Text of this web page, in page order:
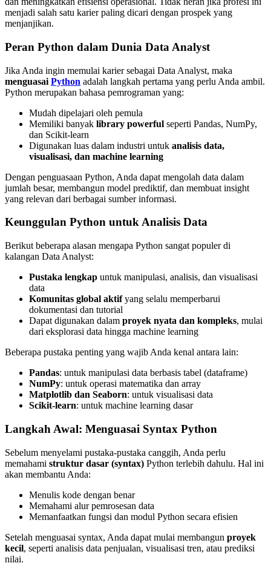
menjadi salah satu karier paling dicari dengan prospek yang
menjanjikan.
Peran Python dalam Dunia Data Analyst
Jika Anda ingin memulai karier sebagai Data Analyst, maka
menguasai Python adalah langkah pertama yang perlu Anda ambil.
Python merupakan bahasa pemrograman yang:
Mudah dipelajari oleh pemula
Memiliki banyak library powerful seperti Pandas, NumPy,
dan Scikit-learn
Digunakan luas dalam industri untuk analisis data,
visualisasi, dan machine learning
Dengan penguasaan Python, Anda dapat mengolah data dalam
jumlah besar, membangun model prediktif, dan membuat insight
yang relevan dari berbagai sumber informasi.
Keunggulan Python untuk Analisis Data
Berikut beberapa alasan mengapa Python sangat populer di
kalangan Data Analyst:
Pustaka lengkap untuk manipulasi, analisis, dan visualisasi
data
Komunitas global aktifyang selalu memperbarui
dokumentasi dan tutorial
Dapat digunakan dalam proyek nyata dan kompleks, mulai
dari eksplorasi data hingga machine learning
Beberapa pustaka penting yang wajib Anda kenal antara lain:
Pandas: untuk manipulasi data berbasis tabel (dataframe)
NumPy: untuk operasi matematika dan array
Matplotlib dan Seaborn: untuk visualisasi data
Scikit-learn: untuk machine learning dasar
Langkah Awal: Menguasai Syntax Python
Sebelum menyelami pustaka-pustaka canggih, Anda perlu
memahami struktur dasar (syntax) Python terlebih dahulu. Hal ini
akan membantu Anda:
Menulis kode dengan benar
Memahami alur pemrosesan data
Memanfaatkan fungsi dan modul Python secara efisien
Setelah menguasai syntax, Anda dapat mulai membangun proyek
kecil, seperti analisis data penjualan, visualisasi tren, atau prediksi
nilai.